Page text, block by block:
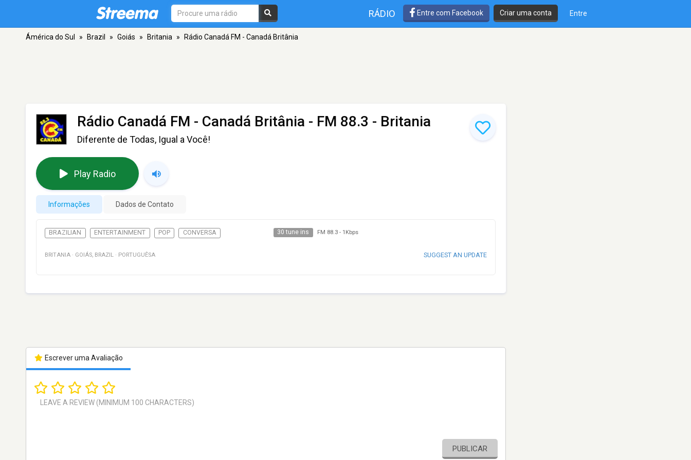
RÁDIO Entre com Facebook Criar uma conta Entre
Ámérica do Sul » Brazil » Goiás » Britania » Rádio Canadá FM - Canadá Britânia
Rádio Canadá FM - Canadá Britânia - FM 88.3 - Britania
Diferente de Todas, Igual a Você!
Play Radio
Informações Dados de Contato
BRAZILIAN ENTERTAINMENT POP CONVERSA 30 tune ins FM 88.3- 1Kbps
BRITANIA · GOIÁS, BRAZIL · PORTUGUÊSA SUGGEST AN UPDATE
Escrever uma Avaliação
PUBLICAR